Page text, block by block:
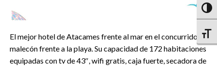
El mejor hotel de Atacames frente al mar en el concurrido
malecón frente a la playa. Su capacidad de 172 habitaciones
equipadas con tv de 43″, wifi gratis, caja fuerte, secadora de